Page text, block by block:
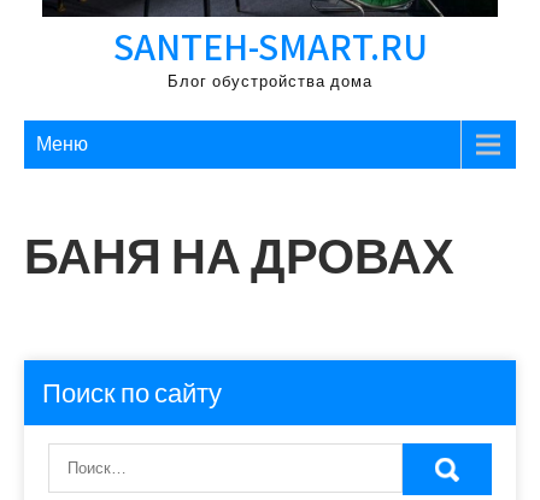
SANTEH-SMART.RU
Блог обустройства дома
Меню
БАНЯ НА ДРОВАХ
Поиск по сайту